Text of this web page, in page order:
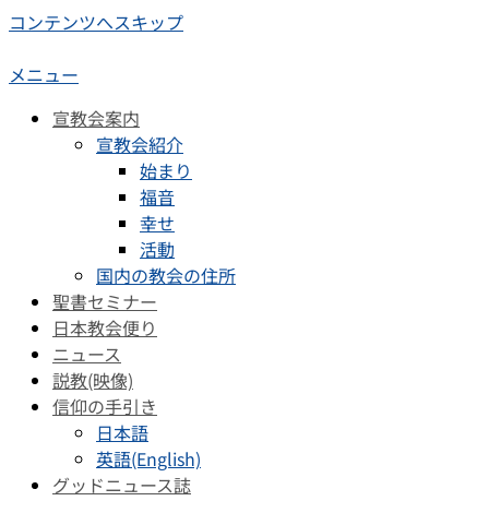
コンテンツへスキップ
メニュー
宣教会案内
宣教会紹介
始まり
福音
幸せ
活動
国内の教会の住所
聖書セミナー
日本教会便り
ニュース
説教(映像)
信仰の手引き
日本語
英語(English)
グッドニュース誌